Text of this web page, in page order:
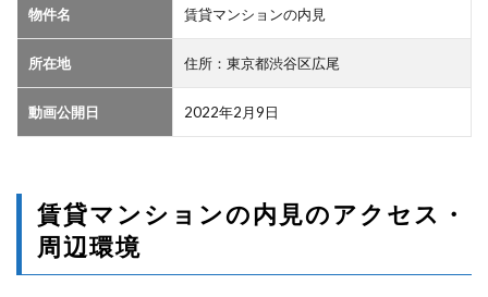
物件名 賃貸マンションの内見
所在地 住所：東京都渋谷区広尾
動画公開日 2022年2月9日
賃貸マンションの内見のアクセス・
周辺環境